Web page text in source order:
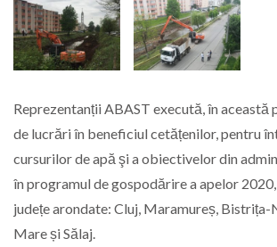
Reprezentanții ABAST execută, în această
de lucrări în beneficiul cetățenilor, pentru
cursurilor de apă şi a obiectivelor din
în programul de gospodărire a apelor
județe arondate: Cluj, Maramureș, Bistrița-
Mare și Sălaj.